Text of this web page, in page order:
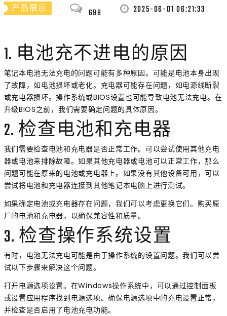
产品展示 698 2025-06-01 06:21:33
1. 电池充不进电的原因
笔记本电池无法充电的问题可能有多种原因。可能是电池本身出现
了故障，如电池损坏或老化。充电器可能存在问题，如电源线断裂
或充电器损坏。操作系统或BIOS设置也可能导致电池无法充电。在
升级BIOS之前，我们需要确定问题的具体原因。
2. 检查电池和充电器
我们需要检查电池和充电器是否正常工作。可以尝试使用其他充电
器或电池来排除故障。如果其他充电器或电池可以正常工作，那么
问题可能在原来的电池或充电器上。如果没有其他设备可用，可以
尝试将电池和充电器连接到其他笔记本电脑上进行测试。
如果确定电池或充电器存在问题，我们可以考虑更换它们。购买原
厂的电池和充电器，以确保兼容性和质量。
3. 检查操作系统设置
有时，电池无法充电可能是由于操作系统的设置问题。我们可以尝
试以下步骤来解决这个问题。
打开电源选项设置。在Windows操作系统中，可以通过控制面板
或设置应用程序找到电源选项。确保电源选项中的充电设置正常，
并检查是否启用了电池充电功能。